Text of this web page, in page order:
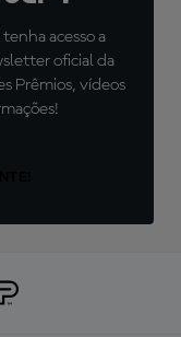
acesso a
oficial da
Prêmios, vídeos